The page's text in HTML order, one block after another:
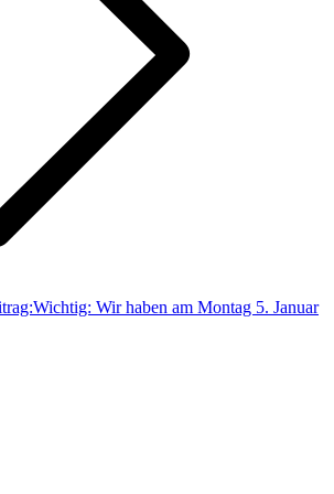
Wichtig: Wir haben am Montag 5. Januar